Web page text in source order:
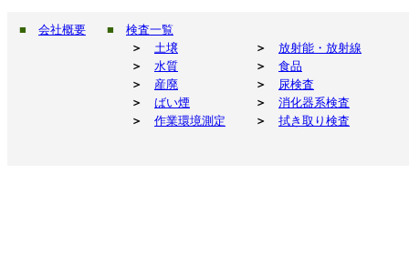
■ 会社概要 ■
検査一覧
＞
土壌 ＞
放射能・放射線
＞
水質 ＞
食品
＞
産廃 ＞
尿検査
＞
ばい煙 ＞
消化器系検査
＞
作業環境測定 ＞ 拭き取り検査